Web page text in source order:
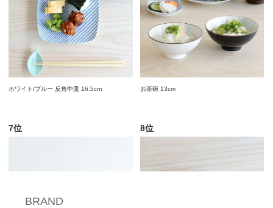
BRAND